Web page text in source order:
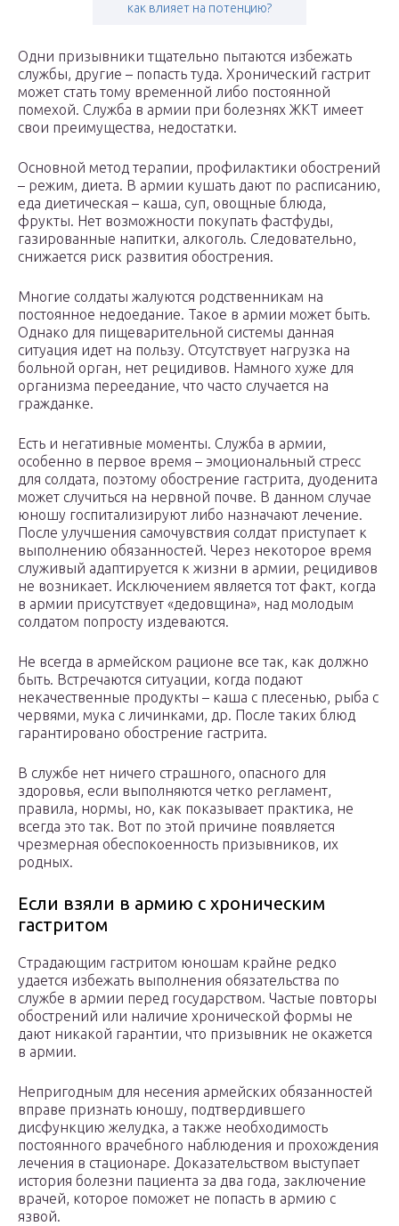
как влияет на потенцию?
Одни призывники тщательно пытаются избежать
службы, другие – попасть туда. Хронический гастрит
может стать тому временной либо постоянной
помехой. Служба в армии при болезнях ЖКТ имеет
свои преимущества, недостатки.
Основной метод терапии, профилактики обострений
– режим, диета. В армии кушать дают по расписанию,
еда диетическая – каша, суп, овощные блюда,
фрукты. Нет возможности покупать фастфуды,
газированные напитки, алкоголь. Следовательно,
снижается риск развития обострения.
Многие солдаты жалуются родственникам на
постоянное недоедание. Такое в армии может быть.
Однако для пищеварительной системы данная
ситуация идет на пользу. Отсутствует нагрузка на
больной орган, нет рецидивов. Намного хуже для
организма переедание, что часто случается на
гражданке.
Есть и негативные моменты. Служба в армии,
особенно в первое время – эмоциональный стресс
для солдата, поэтому обострение гастрита, дуоденита
может случиться на нервной почве. В данном случае
юношу госпитализируют либо назначают лечение.
После улучшения самочувствия солдат приступает к
выполнению обязанностей. Через некоторое время
служивый адаптируется к жизни в армии, рецидивов
не возникает. Исключением является тот факт, когда
в армии присутствует «дедовщина», над молодым
солдатом попросту издеваются.
Не всегда в армейском рационе все так, как должно
быть. Встречаются ситуации, когда подают
некачественные продукты – каша с плесенью, рыба с
червями, мука с личинками, др. После таких блюд
гарантировано обострение гастрита.
В службе нет ничего страшного, опасного для
здоровья, если выполняются четко регламент,
правила, нормы, но, как показывает практика, не
всегда это так. Вот по этой причине появляется
чрезмерная обеспокоенность призывников, их
родных.
Если взяли в армию с хроническим
гастритом
Страдающим гастритом юношам крайне редко
удается избежать выполнения обязательства по
службе в армии перед государством. Частые повторы
обострений или наличие хронической формы не
дают никакой гарантии, что призывник не окажется
в армии.
Непригодным для несения армейских обязанностей
вправе признать юношу, подтвердившего
дисфункцию желудка, а также необходимость
постоянного врачебного наблюдения и прохождения
лечения в стационаре. Доказательством выступает
история болезни пациента за два года, заключение
врачей, которое поможет не попасть в армию с
язвой.